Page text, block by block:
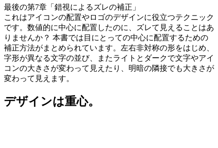
最後の第7章「錯視によるズレの補正」
これはアイコンの配置やロゴのデザインに役立つテクニック
です。数値的に中心に配置したのに、ズレて見えることはあ
りませんか？ 本書では目にとっての中心に配置するための
補正方法がまとめられています。左右非対称の形をはじめ、
字形が異なる文字の並び、またライトとダークで文字やアイ
コンの大きさが変わって見えたり、明暗の隣接でも大きさが
変わって見えます。
デザインは重心。